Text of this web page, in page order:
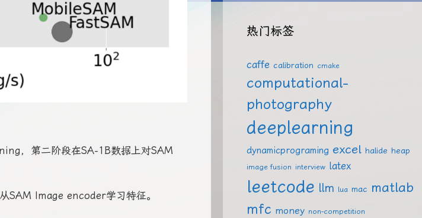
，第二阶段在SA-1B数据上对SAM
Image encoder学习特征。
热门标签
caffe calibration cmake
computational-
photography
deeplearning
dynamicprograming excel halide heap
image fusion interview latex
leetcode llm lua mac matlab
mfc money non-competition